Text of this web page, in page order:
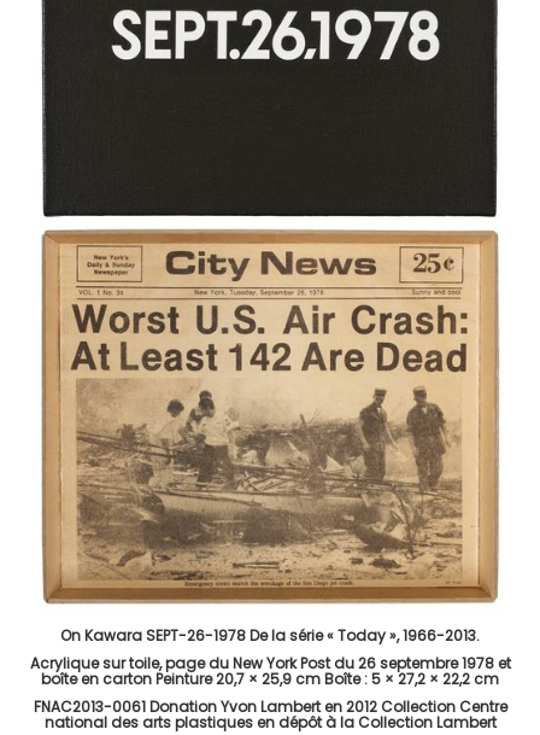
On Kawara SEPT-26-1978 De la série « Today », 1966-2013.
Acrylique sur toile, page du New York Post du 26 septembre 1978 et
boîte en carton Peinture 20,7 × 25,9 cm Boîte : 5 × 27,2 × 22,2 cm
FNAC2013-0061 Donation Yvon Lambert en 2012 Collection Centre
national des arts plastiques en dépôt à la Collection Lambert